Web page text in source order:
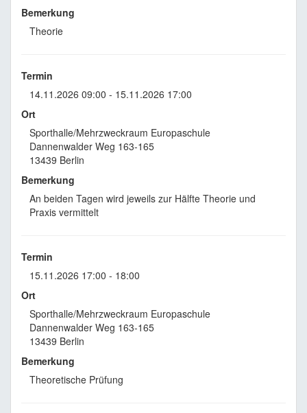
Bemerkung
Theorie
Termin
14.11.2026 09:00 - 15.11.2026 17:00
Ort
Sporthalle/Mehrzweckraum Europaschule
Dannenwalder Weg 163-165
13439 Berlin
Bemerkung
An beiden Tagen wird jeweils zur Hälfte Theorie und
Praxis vermittelt
Termin
15.11.2026 17:00 - 18:00
Ort
Sporthalle/Mehrzweckraum Europaschule
Dannenwalder Weg 163-165
13439 Berlin
Bemerkung
Theoretische Prüfung